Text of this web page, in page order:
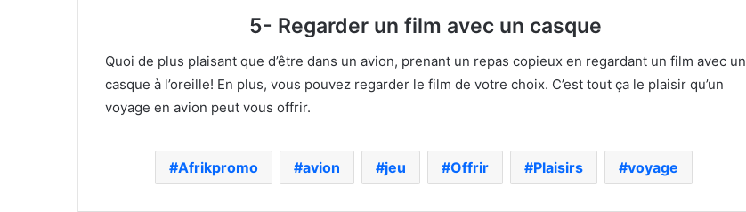
5- Regarder un film avec un casque
Quoi de plus plaisant que d’être dans un avion, prenant un repas copieux en regardant un film avec un
casque à l’oreille! En plus, vous pouvez regarder le film de votre choix. C’est tout ça le plaisir qu’un
voyage en avion peut vous offrir.
Afrikpromo avion jeu Offrir Plaisirs voyage